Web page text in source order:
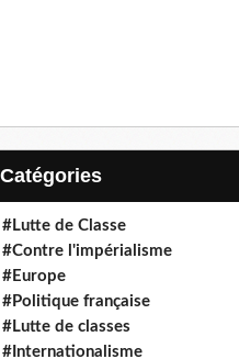
Catégories
#Lutte de Classe
#Contre l'impérialisme
#Europe
#Politique française
#Lutte de classes
#Internationalisme